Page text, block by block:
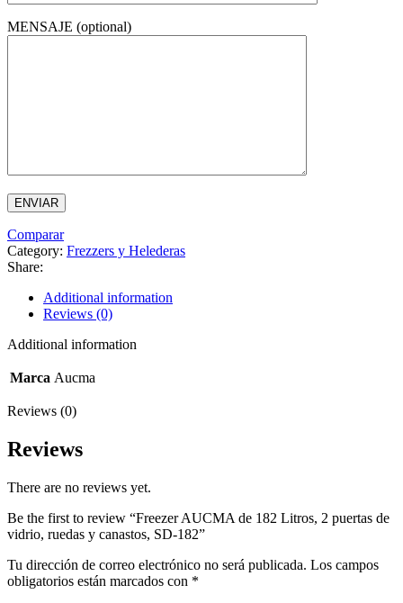
MENSAJE (optional)
Comparar
Category: Frezzers y Helederas
Share:
Additional information
Reviews (0)
Additional information
Marca Aucma
Reviews (0)
Reviews
There are no reviews yet.
Be the first to review “Freezer AUCMA de 182 Litros, 2 puertas de
vidrio, ruedas y canastos, SD-182”
Tu dirección de correo electrónico no será publicada. Los campos
obligatorios están marcados con *